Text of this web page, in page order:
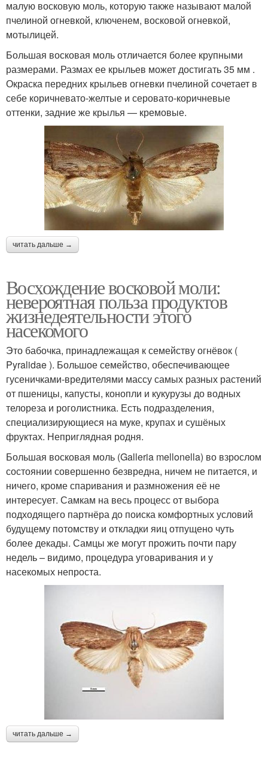
малую восковую моль, которую также называют малой
пчелиной огневкой, ключенем, восковой огневкой,
мотылицей.
Большая восковая моль отличается более крупными
размерами. Размах ее крыльев может достигать 35 мм .
Окраска передних крыльев огневки пчелиной сочетает в
себе коричневато-желтые и серовато-коричневые
оттенки, задние же крылья — кремовые.
читать дальше →
Восхождение восковой моли:
невероятная польза продуктов
жизнедеятельности этого
насекомого
Это бабочка, принадлежащая к семейству огнёвок (
Pyralidae ). Большое семейство, обеспечивающее
гусеничками-вредителями массу самых разных растений
от пшеницы, капусты, конопли и кукурузы до водных
телореза и роголистника. Есть подразделения,
специализирующиеся на муке, крупах и сушёных
фруктах. Неприглядная родня.
Большая восковая моль (Galleria mellonella) во взрослом
состоянии совершенно безвредна, ничем не питается, и
ничего, кроме спаривания и размножения её не
интересует. Самкам на весь процесс от выбора
подходящего партнёра до поиска комфортных условий
будущему потомству и откладки яиц отпущено чуть
более декады. Самцы же могут прожить почти пару
недель – видимо, процедура уговаривания и у
насекомых непроста.
читать дальше →